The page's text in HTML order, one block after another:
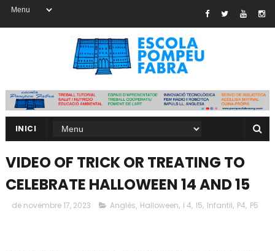
INICI
VIDEO OF TRICK OR TREATING TO
CELEBRATE HALLOWEEN 14 AND 15
de novembre 17, 2023 Anglès, Halloween, I 4, I5, Infantil, P4, P5